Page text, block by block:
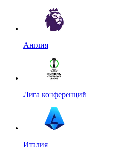
Англия
Лига конференций
Италия